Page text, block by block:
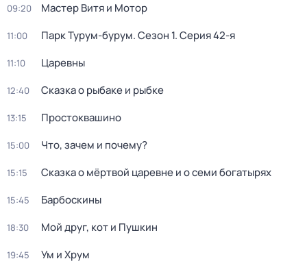
09:20 Мастер Витя и Мотор
11:00 Парк Турум-бурум. Сезон 1. Серия 42-я
11:10 Царевны
12:40 Сказка о рыбаке и рыбке
13:15 Простоквашино
15:00 Что, зачем и почему?
15:15 Сказка о мёртвой царевне и о семи богатырях
15:45 Барбоскины
18:30 Мой друг, кот и Пушкин
19:45 Ум и Хрум